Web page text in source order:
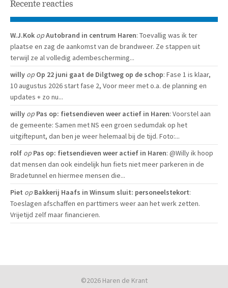
Recente reacties
W.J.Kok opAutobrand in centrum Haren: Toevallig was ik ter
plaatse en zag de aankomst van de brandweer. Ze stappen uit
terwijl ze al volledig adembescherming...
willy op Op 22 juni gaat de Dilgtweg op de schop: Fase 1 is klaar,
10 augustus 2026 start fase 2, Voor meer met o.a. de planning en
updates + zo nu...
willy op Pas op: fietsendieven weer actief in Haren: Voorstel aan
de gemeente: Samen met NS een groen sedumdak op het
uitgiftepunt, dan ben je weer helemaal bij de tijd. Foto:...
rolf op Pas op: fietsendieven weer actief in Haren: @Willy ik hoop
dat mensen dan ook eindelijk hun fiets niet meer parkeren in de
Bradetunnel en hiermee mensen die...
Piet op Bakkerij Haafs in Winsum sluit: personeelstekort:
Toeslagen afschaffen en parttimers weer aan het werk zetten.
Vrijetijd zelf maar financieren.
©2026 Haren de Krant